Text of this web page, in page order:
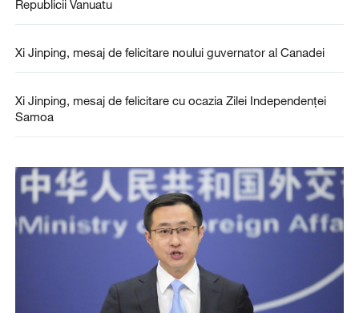
Republicii Vanuatu
Xi Jinping, mesaj de felicitare noului guvernator al Canadei
Xi Jinping, mesaj de felicitare cu ocazia Zilei Independenţei
Samoa